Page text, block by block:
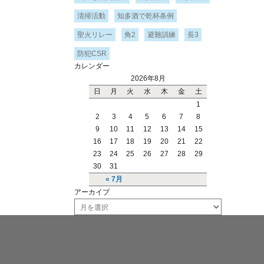
清掃活動 知多酒で乾杯条例
聖火リレー 角2 避難訓練 長3
防犯CSR
カレンダー
2026年8月
日
月 火 水 木 金 土
« 7月
1
2
3 4 5 6 7
8
9
10 11 12 13 14
15
16
17 18 19 20 21
22
23
24 25 26 27 28
29
30
31
アーカイブ
ー